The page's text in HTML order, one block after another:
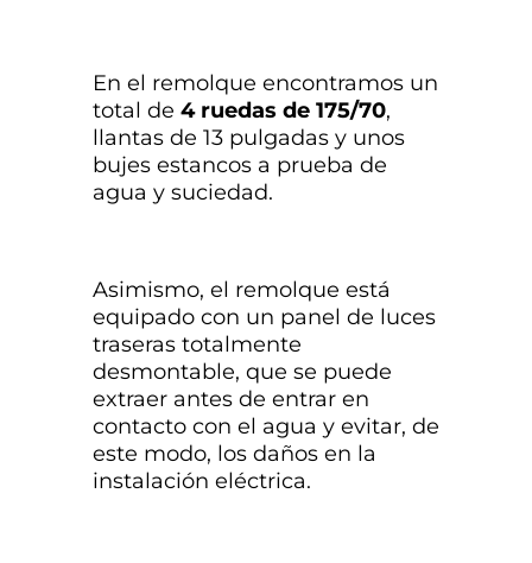
En el remolque encontramos un
total de 4 ruedas de 175/70,
llantas de 13 pulgadas y unos
bujes estancos a prueba de
agua y suciedad.
Asimismo, el remolque está
equipado con un panel de luces
traseras totalmente
desmontable, que se puede
extraer antes de entrar en
contacto con el agua y evitar, de
este modo, los daños en la
instalación eléctrica.